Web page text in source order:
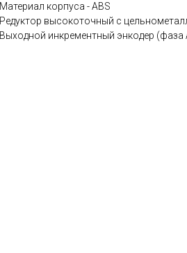
Материал корпуса - ABS
Редуктор высокоточный с
Выходной инкрементный энкодер (фаза